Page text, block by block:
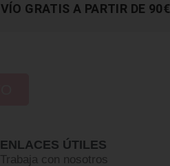
GRATIS A PARTIR DE 90€
ENLACES ÚTILES
Trabaja con nosotros